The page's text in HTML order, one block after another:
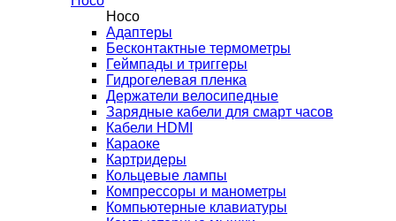
Hoco
Адаптеры
Бесконтактные термометры
Геймпады и триггеры
Гидрогелевая пленка
Держатели велосипедные
Зарядные кабели для смарт часов
Кабели HDMI
Караоке
Картридеры
Кольцевые лампы
Компрессоры и манометры
Компьютерные клавиатуры